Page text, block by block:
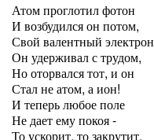
Атом проглотил фотон
И возбудился он потом,
Свой валентный электрон
Он удерживал с трудом,
Но оторвался тот, и он
Стал не атом, а ион!
И теперь любое поле
Не дает ему покоя -
То ускорит, то закрутит,